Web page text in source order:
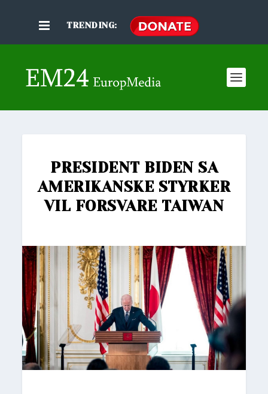
TRENDING:
PRESIDENT BIDEN SA
AMERIKANSKE STYRKER
VIL FORSVARE TAIWAN